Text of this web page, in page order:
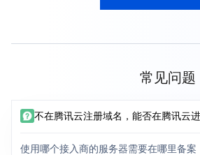
常见问题
不在腾讯云注册域名，能否在腾讯云
使用哪个接入商的服务器需要在哪里备案